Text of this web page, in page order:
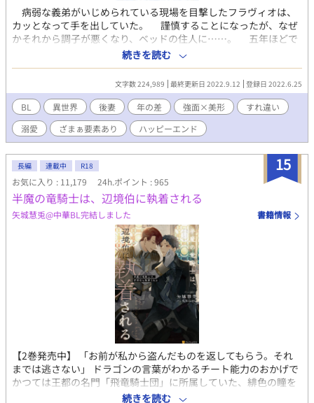
病弱な義弟がいじめられている現場を目撃したフラヴィオは、
カッとなって手を出していた。 謹慎することになったが、なぜ
かそれから調子が悪くなり、ベッドの住人に……。 五年ほどで
体調が回復したものの、その間にとんでもない噂を流されてい
た。 剣の腕を磨いていた異母弟ミゲルが、学園の剣術大会で優
勝。 加えて筋肉隆々のマッチョになっていたことにより、フラ
ヴィオはさらに屈強な大男だと勘違いされていたのだ。 そして
フラヴィオが殴った相手は、ミゲルが一度も勝てたことのない相
手。 次期騎士団長として注目を浴びているため、そんな強者を
倒したフラヴィオは、手に負えない野蛮な男だと思われていた。
一方、偽りの噂を耳にした強面公爵の母親。 妻に強さを求め
る息子にぴったりの相手だと、後妻にならないかと持ちかけてい
た。 我が子に爵位を継いで欲しいフラヴィオの義母は快諾し、
冷遇確定の地へと前妻の子を送り出す。 こうして青春を謳歌す
ることもできず、引きこもりになっていたフラヴィオは、国民か
ら恐れられている戦場の鬼神の後妻として嫁ぐことになるのだが
――。 同性婚が当たり前の世界。 女性も登場しますが、恋愛
続きを読む
文字数 224,989 最終更新日 2022.9.12 登録日 2022.6.25
BL 異世界 後妻 年の差 強面×美形
すれ違い
溺愛
ざまぁ要素あり ハッピーエンド
15
長編 連載中 R18
お気に入り : 11,179 24h.ポイント : 965
半魔の竜騎士は、辺境伯に執着される
矢城慧兎@中華BL完結しました 書籍情報
【2巻発売中】 「お前が私から盗んだものを返してもらう。それ
までは逃さない」 ドラゴンの言葉がわかるチート能力のおかげで
かつては王都の名門「飛竜騎士団」に所属していた、緋色の瞳を
持つ、半魔の騎士カイル。――彼は今、飛竜騎士団を退団し田舎
続きを読む